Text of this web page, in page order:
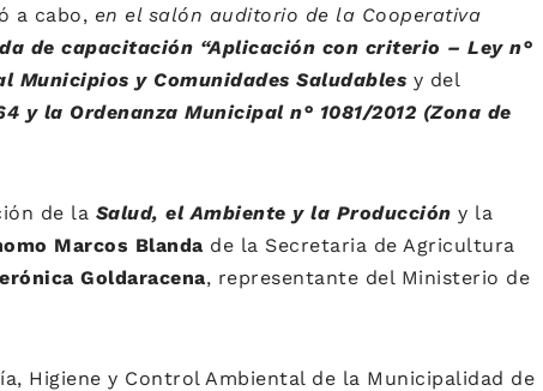
a cabo, en el salón auditorio de la Cooperativa
de capacitación “Aplicación con criterio – Ley n°
Municipios y Comunidades Saludables y del
y la Ordenanza Municipal n° 1081/2012 (Zona de
de la Salud, el Ambiente y la Producción y la
Marcos Blanda de la Secretaria de Agricultura
Goldaracena, representante del Ministerio de
Higiene y Control Ambiental de la Municipalidad de